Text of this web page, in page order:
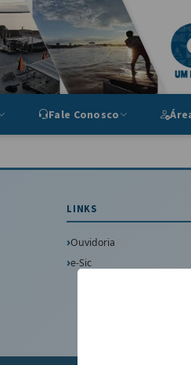
Municipal
Fale Conosco
LINKS
Ouvidoria
e-Sic